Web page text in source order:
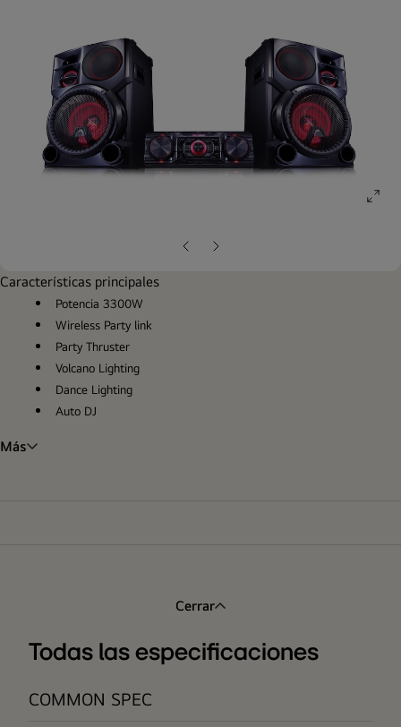
Diapositiva
Siguiente
Características principales
Potencia 3300W
Wireless Party link
Party Thruster
Volcano Lighting
Dance Lighting
Auto DJ
Más
Cerrar
Todas las especificaciones
COMMON SPEC